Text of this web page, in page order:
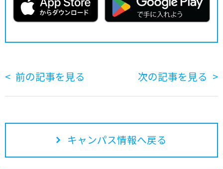
前の記事を見る 次の記事を見る
キャンパス情報へ戻る